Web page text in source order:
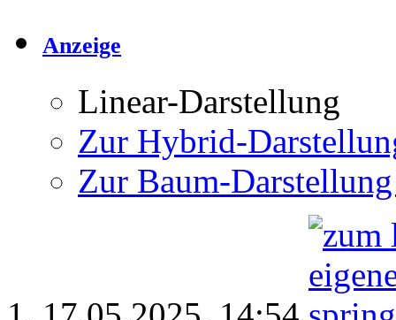
Anzeige
Linear-Darstellung
Zur Hybrid-
Zur Baum-